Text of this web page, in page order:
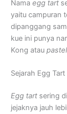
Namaegg tart
yaitu campuran
dipanggang
kue ini punya
Kong atau
Sejarah Egg
Egg tart sering
jejaknya jauh